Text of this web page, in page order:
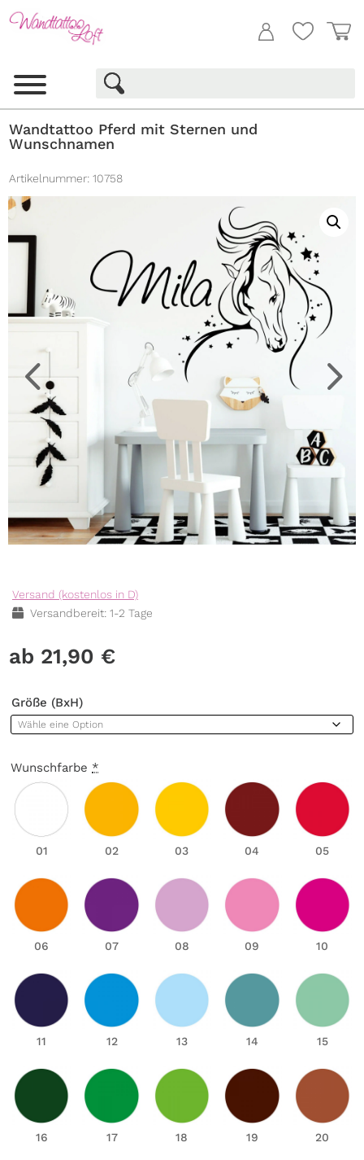
Wandtattoo Pferd mit Sternen und
Wunschnamen
Artikelnummer: 10758
Versand (kostenlos in D)
Versandbereit: 1-2 Tage
21,90 €
Größe (BxH)
Wunschfarbe *
01 02 03 04 05
06 07 08 09 10
11 12 13 14 15
16 17 18 19 20